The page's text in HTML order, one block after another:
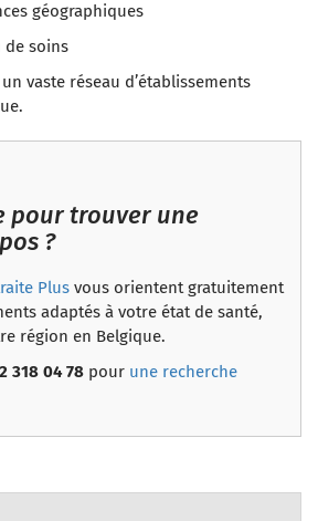
géographiques
de soins
vaste réseau d’établissements
pour trouver une
?
Plus vous orientent gratuitement
adaptés à votre état de santé,
région en Belgique.
318 04 78 pour une recherche